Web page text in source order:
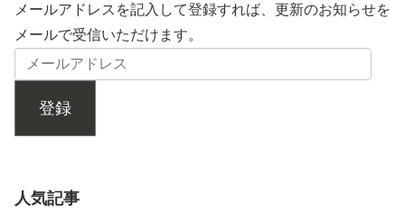
メールアドレスを記入して登録すれば、更新のお知らせを
メールで受信いただけます。
登録
人気記事